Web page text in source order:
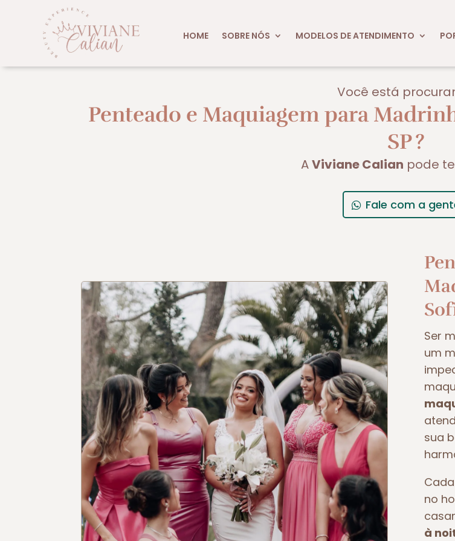
HOME SOBRE NÓS MODELOS DE ATENDIMENTO
Você está
Penteado e Maquiagem para
SP?
AViviane Calian pode
Fale com a
Ser
um
sua
no
à